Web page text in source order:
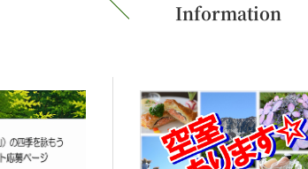
Information